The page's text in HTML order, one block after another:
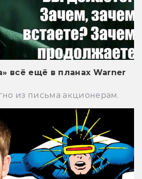
всё ещё в планах Warner
из письма акционерам.